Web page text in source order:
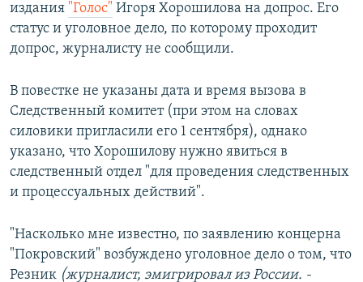
издания "Голос" Игоря Хорошилова на допрос. Его
статус и уголовное дело, по которому проходит
допрос, журналисту не сообщили.
В повестке не указаны дата и время вызова в
Следственный комитет (при этом на словах
силовики пригласили его 1 сентября), однако
указано, что Хорошилову нужно явиться в
следственный отдел "для проведения следственных
и процессуальных действий".
"Насколько мне известно, по заявлению концерна
"Покровский" возбуждено уголовное дело о том, что
Резник (журналист, эмигрировал из России. -